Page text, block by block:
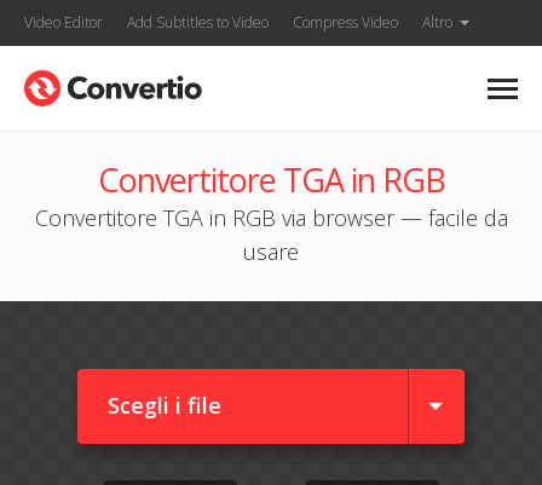
Video Editor Add Subtitles to Video Compress Video Altro
Convertitore TGA in RGB
Convertitore TGA in RGB via browser — facile da
usare
Scegli i file